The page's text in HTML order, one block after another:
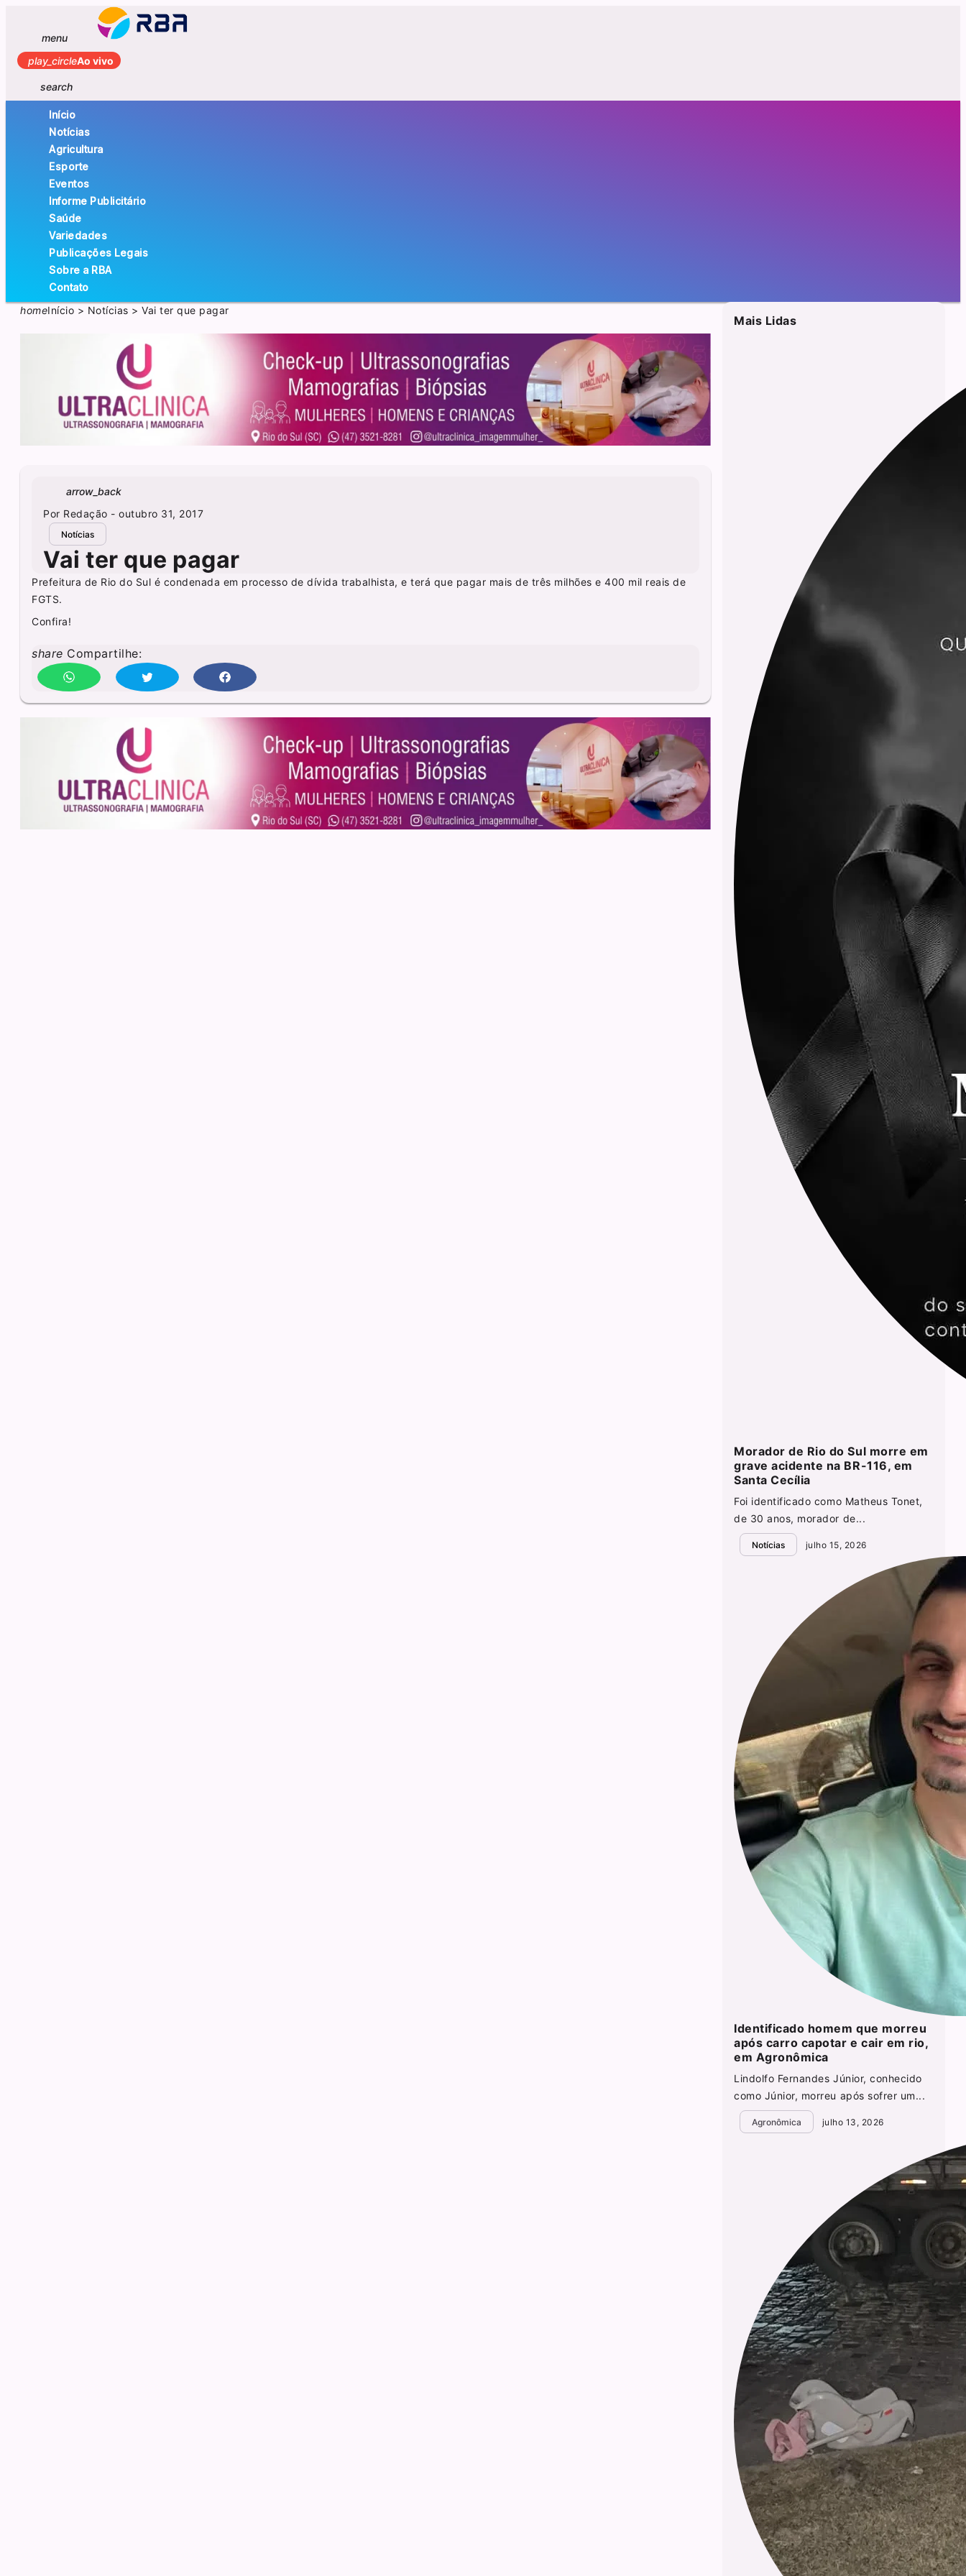
menu
play_circleAo vivo
search
Início
Notícias
Agricultura
Esporte
Eventos
Informe Publicitário
Saúde
Variedades
Publicações Legais
Sobre a RBA
Contato
homeInício > Notícias >Vai ter que pagar
arrow_back
Por Redação - outubro 31, 2017
Notícias
Vai ter que pagar
Prefeitura de Rio do Sul é condenada em processo de dívida trabalhista, e terá que pagar mais de três milhões e 400 mil reais de
FGTS.
Confira!
share Compartilhe:
Mais Lidas
Morador de Rio do Sul morre em
grave acidente na BR-116, em
Santa Cecília
Foi identificado como Matheus Tonet,
de 30 anos, morador de...
Notícias julho 15, 2026
Identificado homem que morreu
após carro capotar e cair em rio,
em Agronômica
Lindolfo Fernandes Júnior, conhecido
como Júnior, morreu após sofrer um...
Agronômica julho 13, 2026